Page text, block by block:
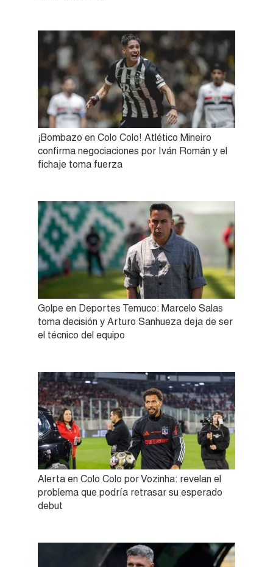
¡Bombazo en Colo Colo! Atlético Mineiro
confirma negociaciones por Iván Román y el
fichaje toma fuerza
Golpe en Deportes Temuco: Marcelo Salas
toma decisión y Arturo Sanhueza deja de ser
el técnico del equipo
Alerta en Colo Colo por Vozinha: revelan el
problema que podría retrasar su esperado
debut